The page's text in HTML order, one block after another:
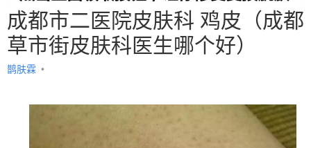
成都市二医院皮肤科 鸡皮（成都
草市街皮肤科医生哪个好）
鹊肤霖 •